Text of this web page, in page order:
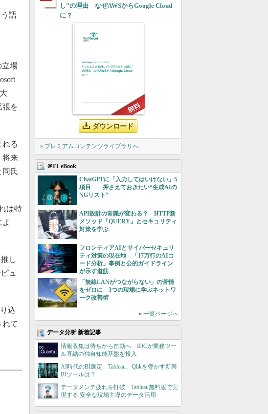
語
立場
張を
る
将来
同氏
は特
し
ュ
込
れて
し”の理由 なぜAWSからGoogle Cloud
に？
ダウンロード
» プレミアムコンテンツライブラリへ
＠IT eBook
ChatGPTに「入力してはいけない」5
項目――押さえておきたい“生成AIの
NGリスト”
API設計の常識が変わる？ HTTP新
メソッド「QUERY」とセキュリティ
対策を学ぶ
フロンティアAIとサイバーセキュリ
ティ対策の現在地 「17万行のAIコ
ード分析」事例と公的ガイドライン
が示す道筋
「無線LANがつながらない」の苦情
をゼロに 3つの現場に学ぶネットワ
ーク改善術
» 一覧ページへ
データ分析 新着記事
情報収集は待ちから自動へ IDCが業務ツー
ル直結の独自知能基盤を投入
AI時代のBI選定 Tableau、Qlikを脅かす新興
BIツールは？
データメンテ疲れを打破 Tableau無料版で実
現する 安全な現場主導のデータ活用